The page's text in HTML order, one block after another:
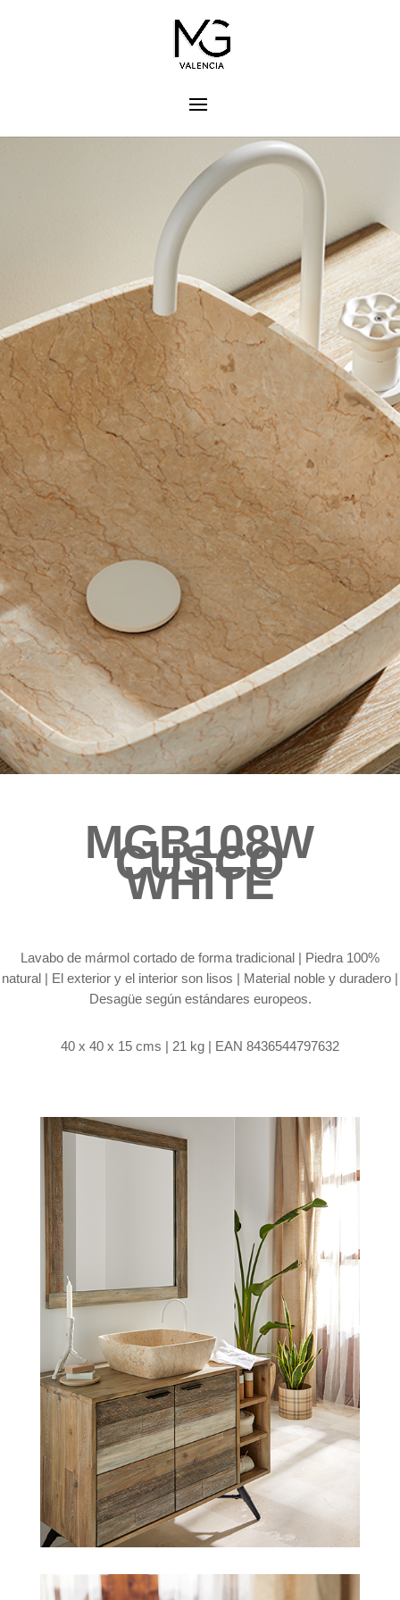
MGB108W
CUSCO
WHITE
Lavabo de mármol cortado de forma tradicional | Piedra 100%
natural | El exterior y el interior son lisos | Material noble y duradero |
Desagüe según estándares europeos.
40 x 40 x 15 cms | 21 kg | EAN 8436544797632